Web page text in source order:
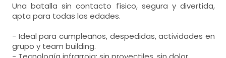
Una batalla sin contacto físico, segura y divertida,
apta para todas las edades.
- Ideal para cumpleaños, despedidas, actividades en
grupo y team building.